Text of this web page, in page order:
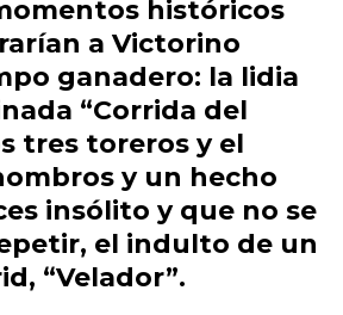
históricos
a Victorino
ganadero: la lidia
“Corrida del
tres toreros y el
y un hecho
insólito y que no se
el indulto de un
“Velador”.